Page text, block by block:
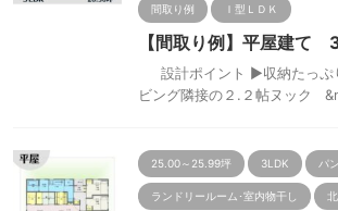
間取り例 Ｉ型ＬＤＫ
【間取り例】平屋建
設計ポイント ▶収納たっぷ
ビング隣接の２.２帖ヌック
25.00～25.99坪 3LDK パ
ランドリールーム･室内物干し